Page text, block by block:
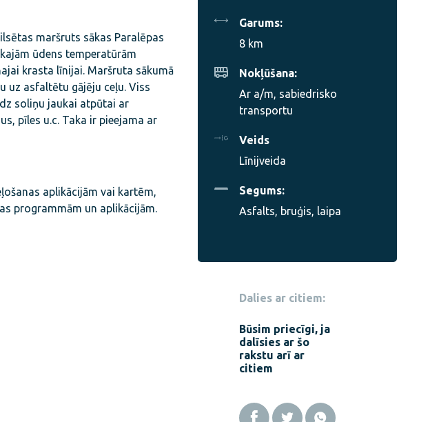
maršruts sākas Paralēpas
ūdens temperatūrām
krasta līnijai. Maršruta sākumā
uz asfaltētu gājēju ceļu. Viss
soliņu jaukai atpūtai ar
pīles u.c. Taka ir pieejama ar
aplikācijām vai kartēm,
programmām un aplikācijām.
Garums:
8 km
Nokļūšana:
Ar a/m, sabiedrisko
transportu
Veids
Līnijveida
Segums:
Asfalts, bruģis, laipa
Dalies ar citiem:
Būsim priecīgi, ja
dalīsies ar šo
rakstu arī ar
citiem